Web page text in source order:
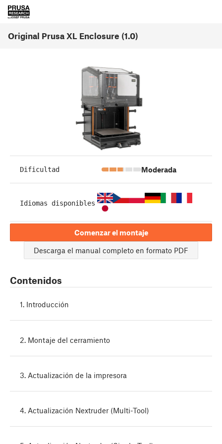
Original Prusa XL Enclosure (1.0)
Dificultad Moderada
Idiomas disponibles
Comenzar el montaje
Descarga el manual completo en formato PDF
Contenidos
1. Introducción
2. Montaje del cerramiento
3. Actualización de la impresora
4. Actualización Nextruder (Multi-Tool)